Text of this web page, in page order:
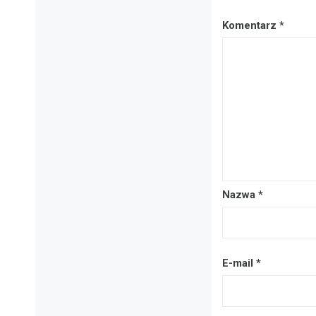
Komentarz *
Nazwa *
E-mail *